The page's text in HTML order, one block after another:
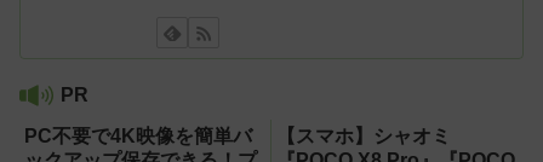
PR
PC不要で4K映像を簡単バ
【スマホ】シャオミ